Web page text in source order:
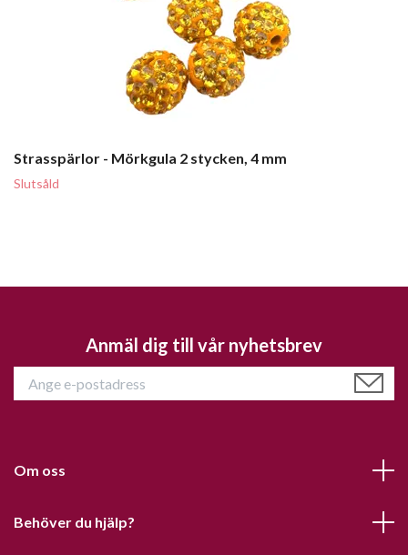
Strasspärlor - Mörkgula 2 stycken, 4 mm
Slutsåld
Anmäl dig till vår nyhetsbrev
Om oss
Behöver du hjälp?